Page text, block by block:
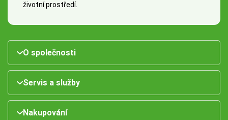
životní prostředí.
O společnosti
Servis a služby
Nakupování